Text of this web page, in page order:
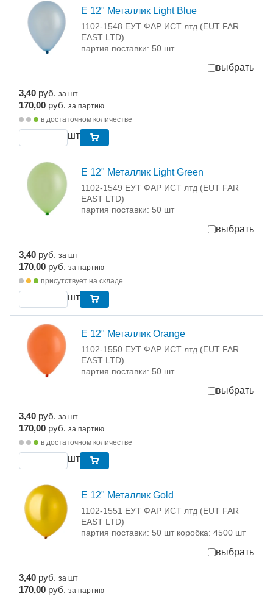
Е 12" Металлик Light Blue
1102-1548 ЕУТ ФАР ИСТ лтд (EUT FAR
EAST LTD)
партия поставки: 50 шт
выбрать
3,40 руб. за шт
170,00 руб. за партию
в достаточном количестве
шт
Е 12" Металлик Light Green
1102-1549 ЕУТ ФАР ИСТ лтд (EUT FAR
EAST LTD)
партия поставки: 50 шт
выбрать
3,40 руб. за шт
170,00 руб. за партию
присутствует на складе
шт
Е 12" Металлик Orange
1102-1550 ЕУТ ФАР ИСТ лтд (EUT FAR
EAST LTD)
партия поставки: 50 шт
выбрать
3,40 руб. за шт
170,00 руб. за партию
в достаточном количестве
шт
Е 12" Металлик Gold
1102-1551 ЕУТ ФАР ИСТ лтд (EUT FAR
EAST LTD)
партия поставки: 50 шт коробка: 4500 шт
выбрать
3,40 руб. за шт
170,00 руб. за партию